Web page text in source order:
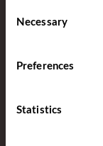
Selection
Necessary
Preferences
Statistics